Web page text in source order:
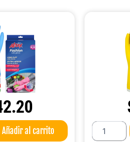
Añadir al carrito
Guante
Altex